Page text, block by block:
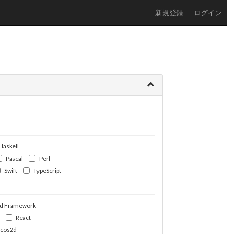
新規登録 ログイン
Pascal
Perl
Swift
TypeScript
Framework
React